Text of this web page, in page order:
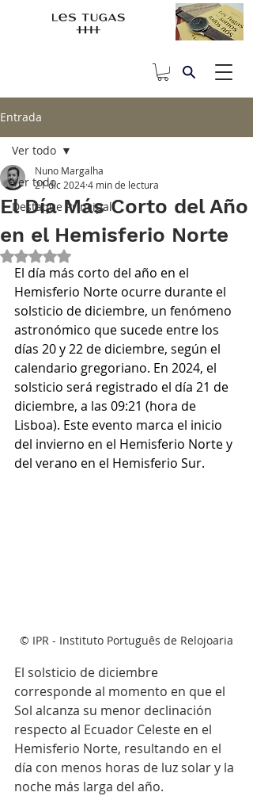
Entrada
Ver todo
Destaque Principal
Ver todo
El Día Más Corto del Año
en el Hemisferio Norte
Nuno Margalha
21 dic 20244 min de lectura
Obtuvo NaN de 5 estrellas.
El día más corto del año en el
Hemisferio Norte ocurre durante el
solsticio de diciembre, un fenómeno
astronómico que sucede entre los
días 20 y 22 de diciembre, según el
calendario gregoriano. En 2024, el
solsticio será registrado el día 21 de
diciembre, a las 09:21 (hora de
Lisboa). Este evento marca el inicio
del invierno en el Hemisferio Norte y
del verano en el Hemisferio Sur.
© IPR - Instituto Português de Relojoaria
El solsticio de diciembre
corresponde al momento en que el
Sol alcanza su menor declinación
respecto al Ecuador Celeste en el
Hemisferio Norte, resultando en el
día con menos horas de luz solar y la
noche más larga del año.